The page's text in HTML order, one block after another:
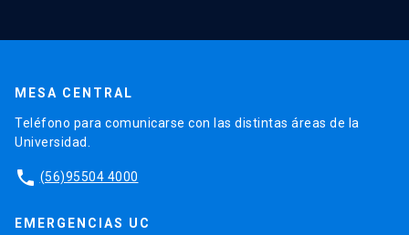
MESA CENTRAL
Teléfono para comunicarse con las distintas áreas de la
Universidad.
phone (56)95504 4000
EMERGENCIAS UC